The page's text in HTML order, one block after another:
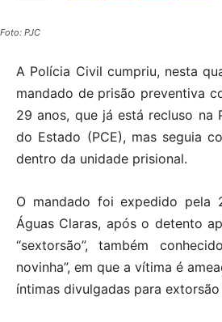
Foto: PJC
A Polícia Civil cumpriu, nesta
mandado de prisão preventiva
29 anos, que já está recluso na
do Estado (PCE), mas seguia
dentro da unidade prisional.
O mandado foi expedido pela
Águas Claras, após o detento
“sextorsão”, também
novinha”, em que a vítima é
íntimas divulgadas para